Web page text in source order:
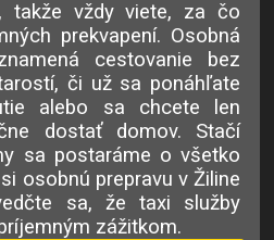
takže vždy viete, za čo
prekvapení. Osobná
cestovanie bez
či už sa ponáhľate
alebo sa chcete len
dostať domov. Stačí
sa postaráme o všetko
osobnú prepravu v Žiline
sa, že taxi služby
zážitkom.